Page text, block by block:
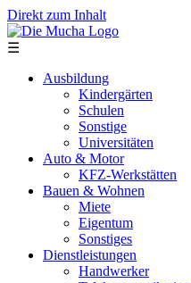
Direkt zum Inhalt
☰
Ausbildung
Kindergärten
Schulen
Sonstige
Universitäten
Auto & Motor
KFZ-Werkstätten
Bauen & Wohnen
Miete
Eigentum
Sonstiges
Dienstleistungen
Handwerker